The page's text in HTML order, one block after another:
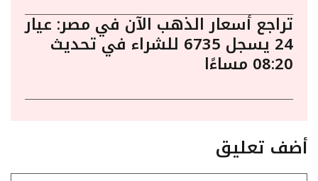
تراجع أسعار الذهب الآن في مصر: عيار
24 يسجل 6735 للشراء في تحديث
08:20 مساءًا
أضف تعليق